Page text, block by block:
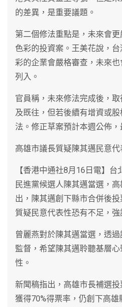
的差異，是重要議題。
第二個修法重點是，未來會
色彩的投資案。王美花說，
彩的企業會嚴格審查，未來
列入。
官員稱，未來修法完成後，
及既往，但若後續有增資或
法。修正草案預計本週公佈，
高雄市議長質疑陳其邁民意代
【香港中通社8月16日電】
民進黨候選人陳其邁當選，
出，陳其邁創下縣市合併後
質疑民意代表性恐有不足，
曾麗燕對於陳其邁當選，透
監督，希望陳其邁聆聽基層
性。
新聞稿指出，高雄市長補選
獲得70%得票率，仍創下高